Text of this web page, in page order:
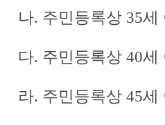
나. 주민등록상 35
다. 주민등록상 40
라. 주민등록상 45